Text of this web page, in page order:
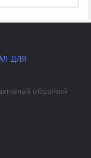
ДЛЯ
обратной